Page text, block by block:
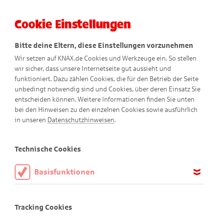
KNAX-Welt
Die KNAX-Bewohner
Cookie Einstellungen
Bitte deine Eltern, diese Einstellungen vorzunehmen
Wir setzen auf KNAX.de Cookies und Werkzeuge ein. So stellen
wir sicher, dass unsere Internetseite gut aussieht und
funktioniert. Dazu zählen Cookies, die für den Betrieb der Seite
unbedingt notwendig sind und Cookies, über deren Einsatz Sie
entscheiden können. Weitere Informationen finden Sie unten
bei den Hinweisen zu den einzelnen Cookies sowie ausführlich
in unseren Datenschutzhinweisen.
Technische Cookies
Basisfunktionen
aktiviert sein.
Tracking Cookies